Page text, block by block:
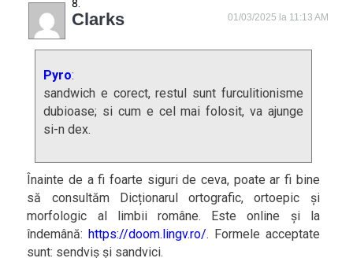
Clarks 01/03/2025 la 11:13 AM
Pyro:
sandwich e corect, restul sunt furculitionisme
dubioase; si cum e cel mai folosit, va ajunge
si-n dex.
Înainte de a fi foarte siguri de ceva, poate ar fi bine
să consultăm Dicționarul ortografic, ortoepic și
morfologic al limbii române. Este online și la
îndemână: https://doom.lingv.ro/. Formele acceptate
sunt: sendviș și sandvici.